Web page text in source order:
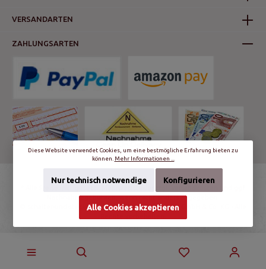
VERSANDARTEN
ZAHLUNGSARTEN
Nachnahmegebühren, wenn nicht anders angegeben.
© schalter-und-steckdosen.de | World Trading Net GmbH & Co. KG - Alle
Diese Website verwendet Cookies, um eine bestmögliche Erfahrung bieten zu
können. Mehr Informationen ...
Nur technisch notwendige Konfigurieren
Alle Cookies akzeptieren